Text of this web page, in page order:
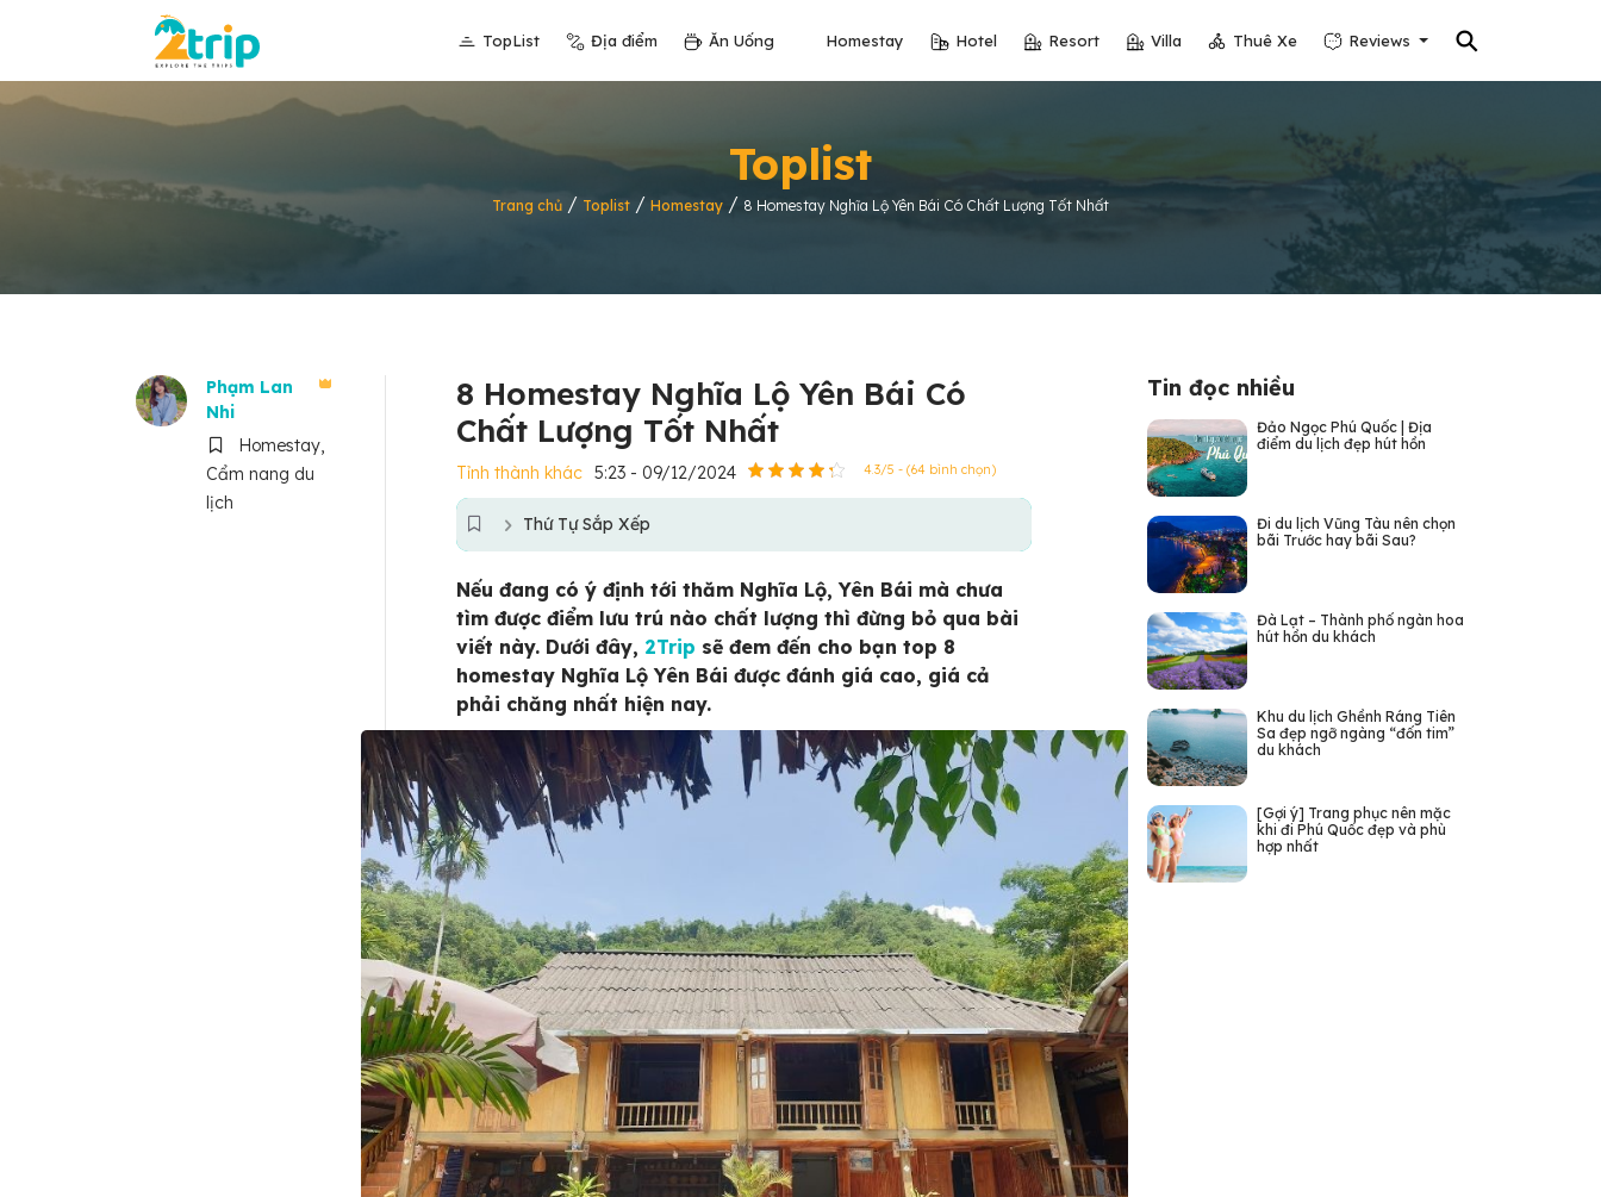
⚲
TopList Địa điểm Ăn Uống Homestay Hotel Resort Villa Thuê Xe Reviews
Toplist
Trang chủ / Toplist / Homestay / 8 Homestay Nghĩa Lộ Yên Bái Có Chất Lượng Tốt Nhất
Phạm Lan
Nhi
Homestay,
Cẩm nang du
lịch
8 Homestay Nghĩa Lộ Yên Bái Có
Chất Lượng Tốt Nhất
Tỉnh thành khác 5:23 - 09/12/2024 4.3/5 - (64 bình chọn)
Thứ Tự Sắp Xếp
Nếu đang có ý định tới thăm Nghĩa Lộ, Yên Bái mà chưa
tìm được điểm lưu trú nào chất lượng thì đừng bỏ qua bài
viết này. Dưới đây, 2Trip sẽ đem đến cho bạn top 8
homestay Nghĩa Lộ Yên Bái được đánh giá cao, giá cả
phải chăng nhất hiện nay.
Tin đọc nhiều
Đảo Ngọc Phú Quốc | Địa
điểm du lịch đẹp hút hồn
Đi du lịch Vũng Tàu nên chọn
bãi Trước hay bãi Sau?
Đà Lạt – Thành phố ngàn hoa
hút hồn du khách
Khu du lịch Ghềnh Ráng Tiên
Sa đẹp ngỡ ngàng “đốn tim”
du khách
[Gợi ý] Trang phục nên mặc
khi đi Phú Quốc đẹp và phù
hợp nhất